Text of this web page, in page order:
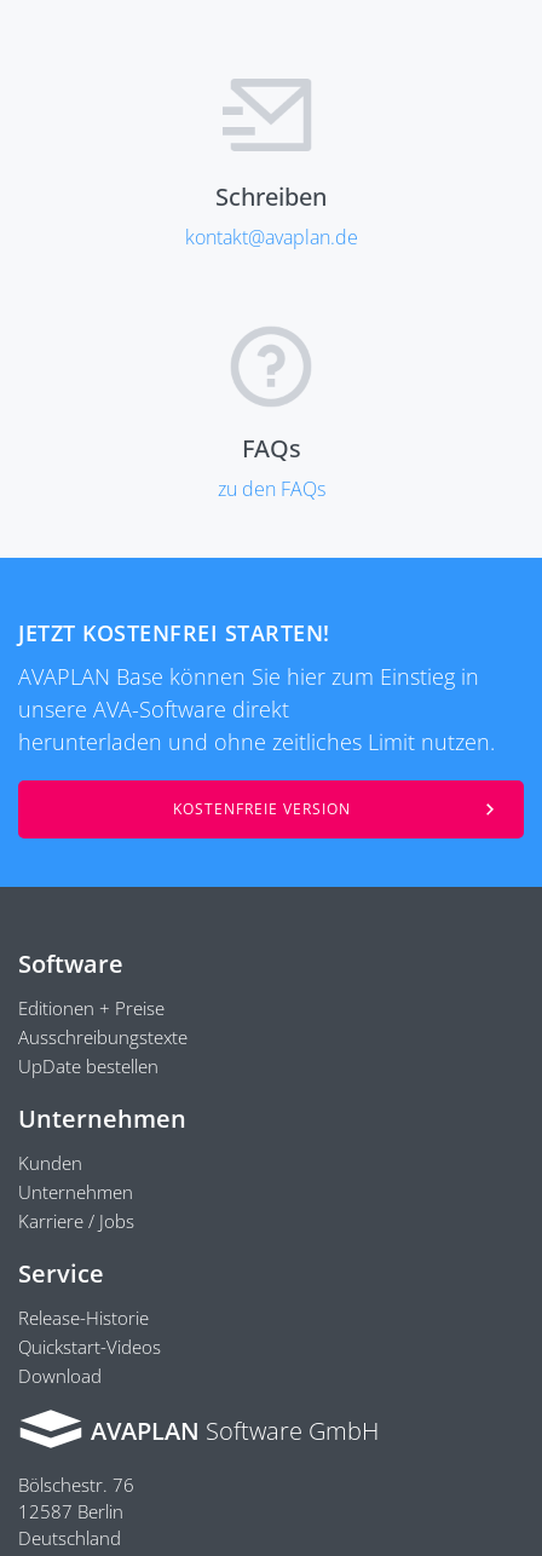
Schreiben
kontakt@avaplan.de
FAQs
zu den FAQs
JETZT KOSTENFREI STARTEN!
AVAPLAN Base können Sie hier zum Einstieg in
unsere AVA-Software direkt
herunterladen und ohne zeitliches Limit nutzen.
KOSTENFREIE VERSION
Software
Editionen + Preise
Ausschreibungstexte
UpDate bestellen
Unternehmen
Kunden
Unternehmen
Karriere / Jobs
Service
Release-Historie
Quickstart-Videos
Download
AVAPLAN Software GmbH
Bölschestr. 76
12587 Berlin
Deutschland